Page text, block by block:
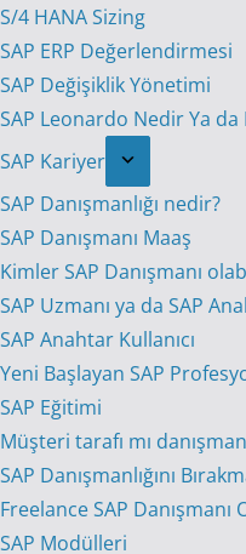
S/4 HANA Sizing
SAP ERP Değerlendirmesi
SAP Değişiklik Yönetimi
SAP Leonardo Nedir Ya
SAP Kariyer
SAP Danışmanlığı nedir?
SAP Danışmanı Maaş
Kimler SAP Danışmanı
SAP Uzmanı ya da SAP
SAP Anahtar Kullanıcı
Yeni Başlayan SAP
SAP Eğitimi
Müşteri tarafı mı
SAP Danışmanlığını
Freelance SAP Danışmanı
SAP Modülleri